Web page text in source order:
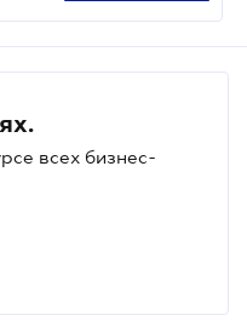
всех бизнес-